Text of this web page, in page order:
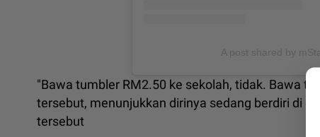
A post shared by
"Bawa tumbler RM2.50 ke sekolah, tidak. Bawa
tersebut, menunjukkan dirinya sedang berdiri di
tersebut